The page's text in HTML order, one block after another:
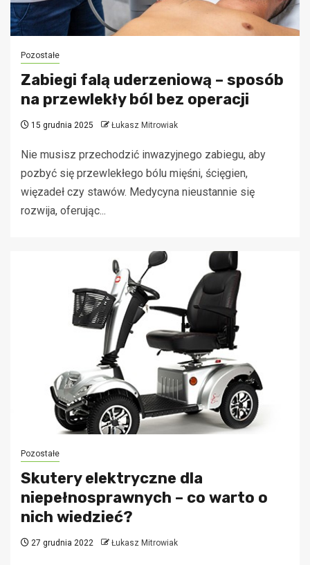
Pozostałe
Zabiegi falą uderzeniową – sposób
na przewlekły ból bez operacji
15 grudnia 2025 Łukasz Mitrowiak
Nie musisz przechodzić inwazyjnego zabiegu, aby
pozbyć się przewlekłego bólu mięśni, ścięgien,
więzadeł czy stawów. Medycyna nieustannie się
rozwija, oferując...
Pozostałe
Skutery elektryczne dla
niepełnosprawnych – co warto o
nich wiedzieć?
27 grudnia 2022 Łukasz Mitrowiak